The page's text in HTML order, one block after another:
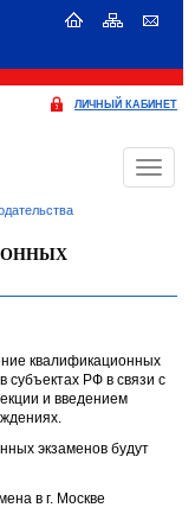
ЛИЧНЫЙ КАБИНЕТ
Меню
квалификационных
субъектах РФ в связи с
и введением
экзаменов будут
в г. Москве